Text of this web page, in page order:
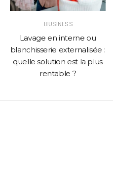
BUSINESS
Lavage en interne ou
blanchisserie externalisée :
quelle solution est la plus
rentable ?